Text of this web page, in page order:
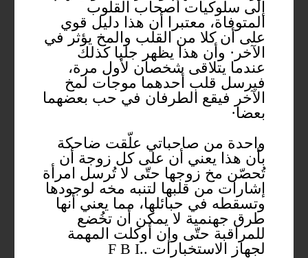
إلى سلوكيات أصحاب القلوب
المتوفاة، معتبرا أن هذا دليل قوي
على أن كلا من القلب والمخ يؤثر في
الآخر· وأن هذا يظهر جليا كذلك
عندما يتلاقى شخصان لأول مرة،
فيرسل قلب أحدهما موجات لمخ
الآخر فيقع الطرفان في حب بعضهما
بعضا·
واحدة من صاحباتي علّقت ضاحكة
بأن هذا يعني أن على كل زوجة أن
تُحصّن مخ زوجها حتّى لا تُرسل امرأة
إشارات من قلبها لتنبه مخه لوجودها
وتسقطه في حبائلها، مما يعني أنها
طرق جهنمية لا يمكن أن تخُضع
للمراقبة حتّى وإن أوكلت المهمة
لجهاز الاستخبارات ..F B I